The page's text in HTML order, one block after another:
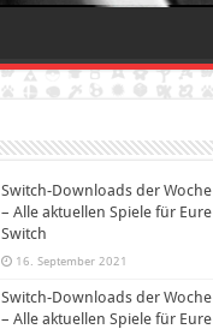
Switch-Downloads der Woche
– Alle aktuellen Spiele für Eure
Switch
16. September 2021
Switch-Downloads der Woche
– Alle aktuellen Spiele für Eure